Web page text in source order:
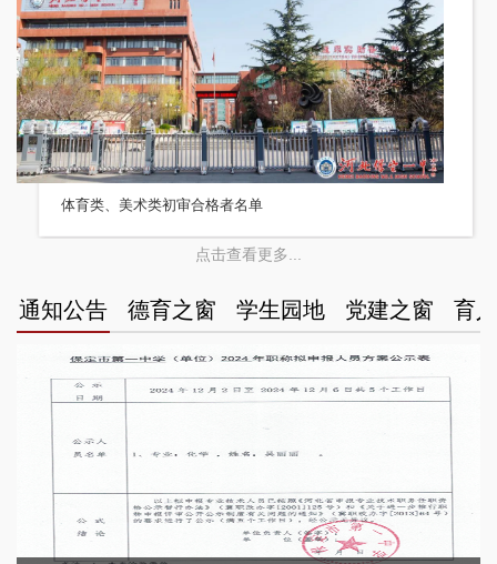
体育类、美术类初审合格者名单
点击查看更多...
通知公告 德育之窗 学生园地 党建之窗 育